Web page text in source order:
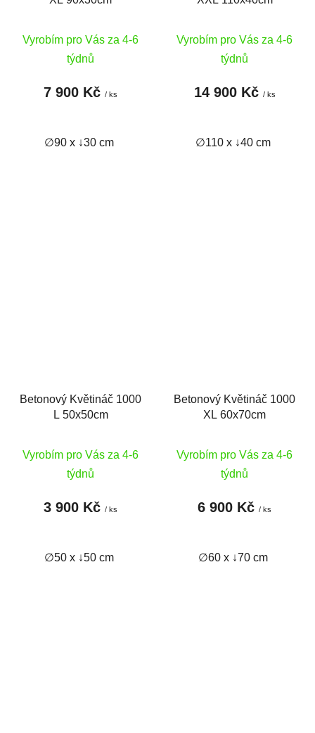
Vyrobím pro Vás za 4-6
týdnů
7 900 Kč / ks
∅90 x ↓30 cm
Vyrobím pro Vás za 4-6
týdnů
14 900 Kč / ks
∅110 x ↓40 cm
Betonový Květináč 1000
L 50x50cm
Vyrobím pro Vás za 4-6
týdnů
3 900 Kč / ks
∅50 x ↓50 cm
Betonový Květináč 1000
XL 60x70cm
Vyrobím pro Vás za 4-6
týdnů
6 900 Kč / ks
∅60 x ↓70 cm